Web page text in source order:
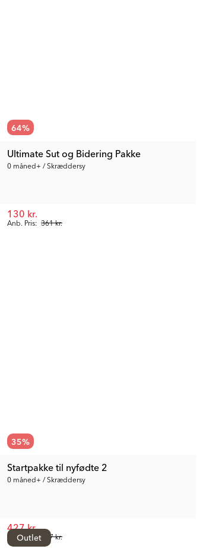
64%
Ultimate Sut og Bidering Pakke
0 måned+ / Skræddersy
Anb. Pris: 361 kr.
130 kr.
35%
Startpakke til nyfødte 2
0 måned+ / Skræddersy
Anb. Pris: 657 kr.
427 kr.
Outlet